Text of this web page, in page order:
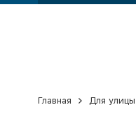
Главная Для